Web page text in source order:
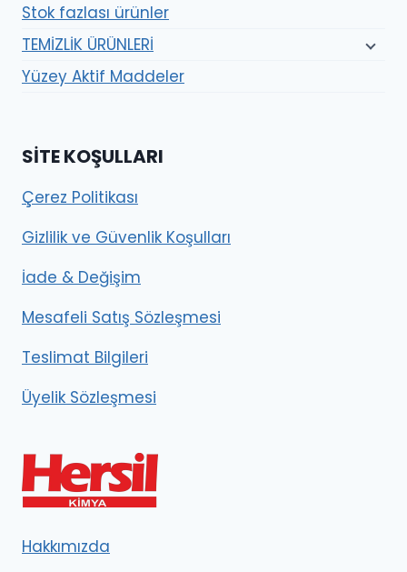
Stok fazlası ürünler
TEMİZLİK ÜRÜNLERİ
Yüzey Aktif Maddeler
SITE KOŞULLARI
Çerez Politikası
Gizlilik ve Güvenlik Koşulları
İade & Değişim
Mesafeli Satış Sözleşmesi
Teslimat Bilgileri
Üyelik Sözleşmesi
Hakkımızda